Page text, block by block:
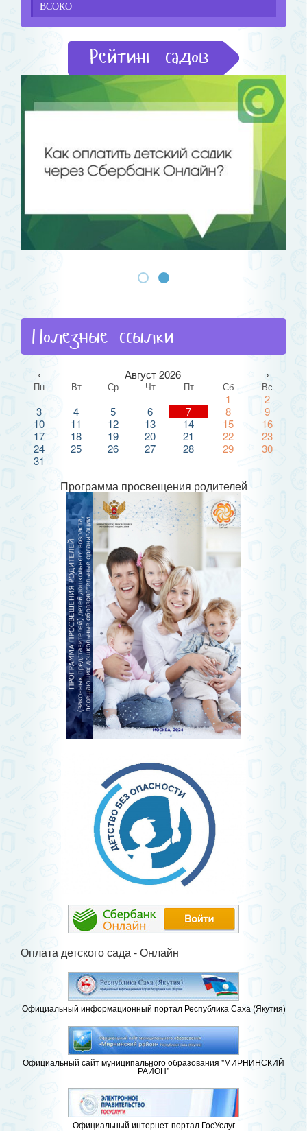
ВСОКО
Рейтинг садов
Полезные ссылки
‹ Август 2026 ›
Пн Вт Ср Чт Пт Сб Вс
1
2
3
4 5 6 7 8
9
10
11 12 13 14 15
16
17
18 19 20 21 22
23
24
25 26 27 28 29
30
31
Программа просвещения родителей
Оплата детского сада - Онлайн
Официальный информационный портал Республика Саха (Якутия)
Официальный сайт муниципального образования "МИРНИНСКИЙ
РАЙОН"
Официальный интернет-портал ГосУслуг